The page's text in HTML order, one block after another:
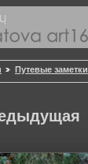
Путевые заметки